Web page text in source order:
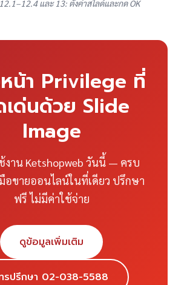
และ 13: ตั้งค่าสไลด์และกด OK
น้า Privilege ที่
เด่นด้วย Slide
Image
งาน Ketshopweb วันนี้ — ครบ
อขายออนไลน์ในที่เดียว ปรึกษา
ฟรี ไม่มีค่าใช้จ่าย
ดูข้อมูลเพิ่มเติม
รปรึกษา 02-038-5588